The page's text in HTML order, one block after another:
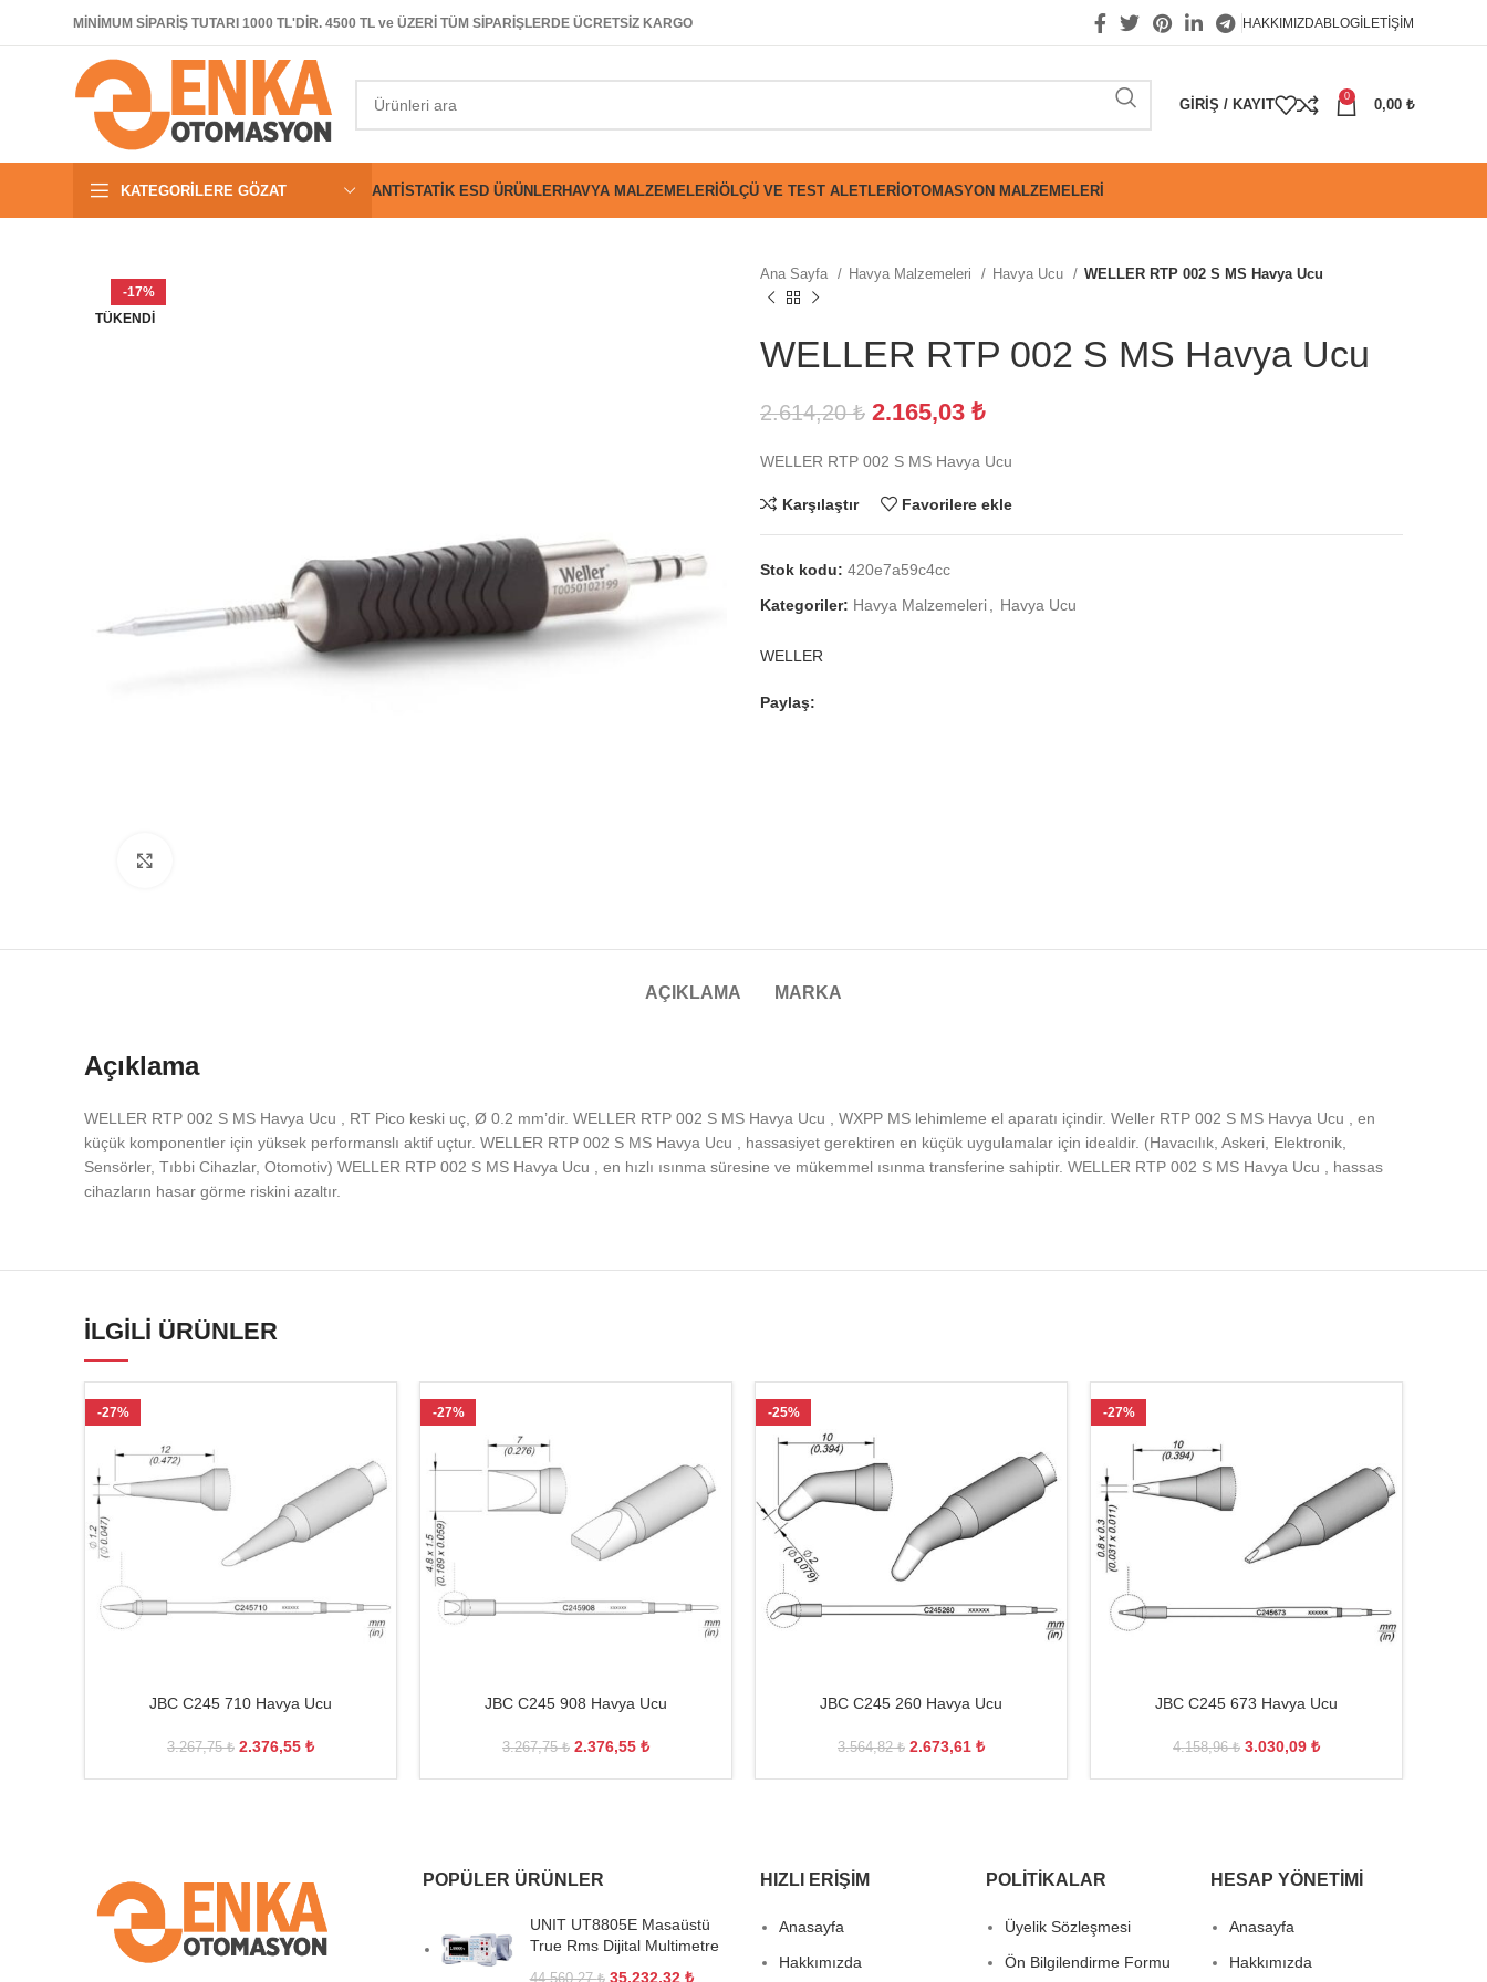
MİNİMUM SİPARİŞ TUTARI 1000 TL'DİR. 4500 TL ve ÜZERİ TÜM SİPARİŞLERDE ÜCRETSİZ KARGO HAKKIMIZDABLOGİLETIŞIM
GIRIŞ / KAYIT
0
0,00 ₺
KATEGORILERE GÖZAT ANTISTATIK ESD ÜRÜNLERHAVYA MALZEMELERIÖLÇÜ VE TEST ALETLERIOTOMASYON MALZEMELERI
-17%
TÜKENDI
Ana Sayfa Havya Malzemeleri Havya Ucu WELLER RTP 002 S MS Havya Ucu
WELLER RTP 002 S MS Havya Ucu
2.614,20₺ 2.165,03 ₺
WELLER RTP 002 S MS Havya Ucu
Karşılaştır Favorilere ekle
Stok kodu: 420e7a59c4cc
Kategoriler: Havya Malzemeleri Havya Ucu
WELLER
Paylaş:
AÇIKLAMA MARKA
Açıklama
WELLER RTP 002 S MS Havya Ucu , RT Pico keski uç, Ø 0.2 mm’dir. WELLER RTP 002 S MS Havya Ucu , WXPP MS lehimleme el aparatı içindir. Weller RTP 002 S MS Havya Ucu , en
küçük komponentler için yüksek performanslı aktif uçtur. WELLER RTP 002 S MS Havya Ucu , hassasiyet gerektiren en küçük uygulamalar için idealdir. (Havacılık, Askeri, Elektronik,
Sensörler, Tıbbi Cihazlar, Otomotiv) WELLER RTP 002 S MS Havya Ucu , en hızlı ısınma süresine ve mükemmel ısınma transferine sahiptir. WELLER RTP 002 S MS Havya Ucu , hassas
cihazların hasar görme riskini azaltır.
İLGILI ÜRÜNLER
-27%
JBC C245 710 Havya Ucu
3.267,75₺ 2.376,55 ₺
-27%
JBC C245 908 Havya Ucu
3.267,75₺ 2.376,55 ₺
-25%
JBC C245 260 Havya Ucu
3.564,82₺ 2.673,61 ₺
-27%
JBC C245 673 Havya Ucu
4.158,96₺ 3.030,09 ₺
POPÜLER ÜRÜNLER
UNIT UT8805E Masaüstü
True Rms Dijital Multimetre
44.560,27₺ 35.232,32 ₺
HIZLI ERIŞIM
Anasayfa
Hakkımızda
POLITIKALAR
Üyelik Sözleşmesi
Ön Bilgilendirme Formu
HESAP YÖNETIMI
Anasayfa
Hakkımızda